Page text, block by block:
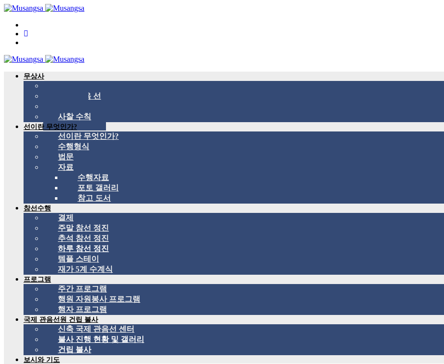
무상사
국제 관음 선
사찰 수칙
선이란 무엇인가?
선이란 무엇인가?
수행형식
법문
자료
수행자료
포토 갤러리
참고 도서
참선수행
결제
주말 참선 정진
추석 참선 정진
하루 참선 정진
템플 스테이
재가 5계 수계식
프로그램
주간 프로그램
행원 자원봉사 프로그램
행자 프로그램
국제 관음선원 건립 불사
신축 국제 관음선 센터
불사 진행 현황 및 갤러리
건립 불사
보시와 기도